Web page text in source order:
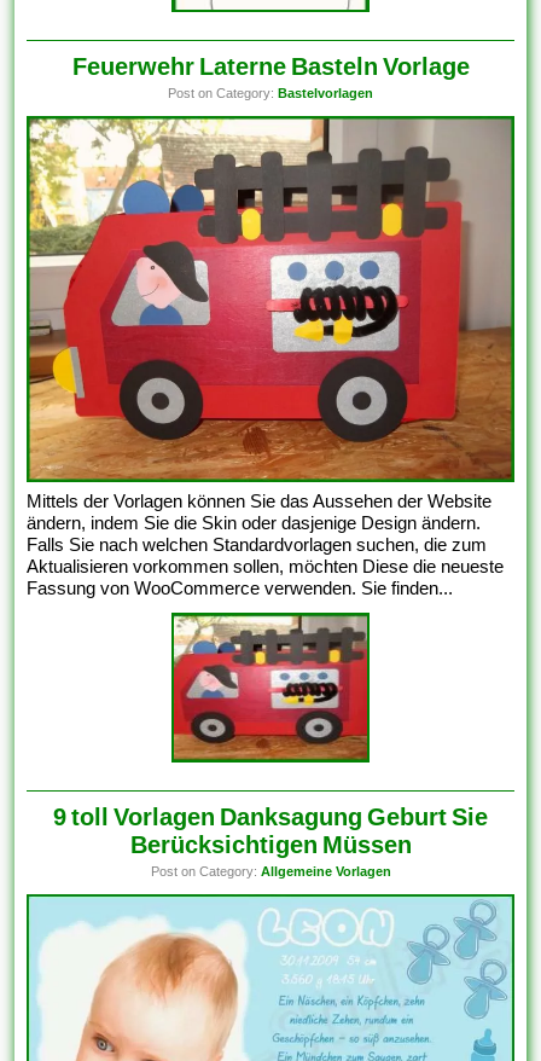
Feuerwehr Laterne Basteln Vorlage
Post on Category: Bastelvorlagen
Mittels der Vorlagen können Sie das Aussehen der Website
ändern, indem Sie die Skin oder dasjenige Design ändern.
Falls Sie nach welchen Standardvorlagen suchen, die zum
Aktualisieren vorkommen sollen, möchten Diese die neueste
Fassung von WooCommerce verwenden. Sie finden...
9 toll Vorlagen Danksagung Geburt Sie
Berücksichtigen Müssen
Post on Category: Allgemeine Vorlagen